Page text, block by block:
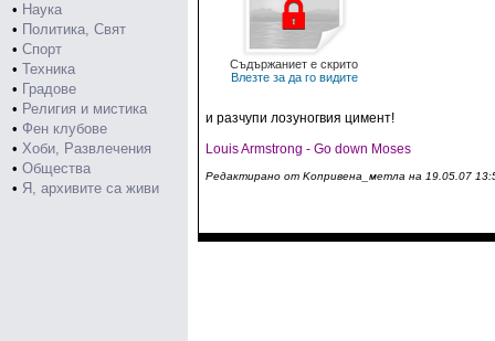
• Наука
• Политика, Свят
• Спорт
• Техника
• Градове
• Религия и мистика
• Фен клубове
• Хоби, Развлечения
• Общества
• Я, архивите са живи
Съдържаниет е скрито
Влезте за да го видите
и разчупи лозуногвия цимент!
Louis Armstrong - Go down Moses
Редактирано от Koпpивeнa_мeтлa на 19.05.07